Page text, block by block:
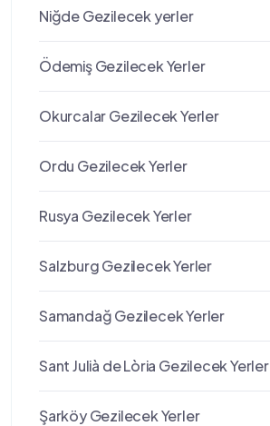
Niğde Gezilecek yerler
Ödemiş Gezilecek Yerler
Okurcalar Gezilecek Yerler
Ordu Gezilecek Yerler
Rusya Gezilecek Yerler
Salzburg Gezilecek Yerler
Samandağ Gezilecek Yerler
Sant Julià de Lòria Gezilecek Yerler
Şarköy Gezilecek Yerler